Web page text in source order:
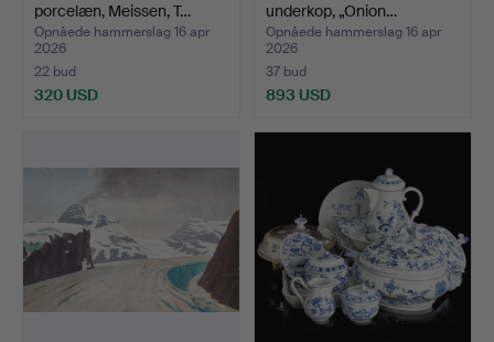
porcelæn, Meissen, T…
Opnåede hammerslag 16 apr
2026
22 bud
320 USD
underkop, „Onion…
Opnåede hammerslag 16 apr
2026
37 bud
893 USD